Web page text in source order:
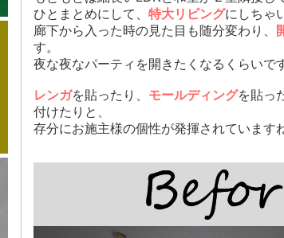
ひとまとめにして、 特大リビングにしちゃ
廊下から入った時の見た目も随分変わり、
す。
夜な夜なパーティを開きたくなるくらいで
レンガを貼ったり、 モールディングを貼っ
付けたりと、
存分にお施主様の個性が発揮されています